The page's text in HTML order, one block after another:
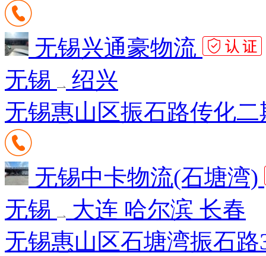
无锡兴通豪物流
无锡
绍兴
无锡惠山区振石路传化
无锡中卡物流(石塘湾)
无锡
大连 哈尔滨 长春
无锡惠山区石塘湾振石